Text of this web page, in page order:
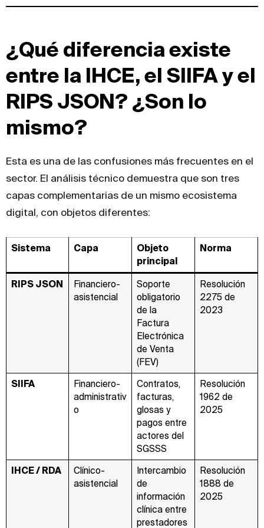
¿Qué diferencia existe
entre la IHCE, el SIIFA y el
RIPS JSON? ¿Son lo
mismo?
Esta es una de las confusiones más frecuentes en el
sector. El análisis técnico demuestra que son tres
capas complementarias de un mismo ecosistema
digital, con objetos diferentes:
Sistema Capa
Objeto
principal
Norma
RIPS JSON
Financiero-
asistencial
Soporte
obligatorio
de la
Factura
Electrónica
de Venta
(FEV)
Resolución
2275 de
2023
SIIFA
Financiero-
administrativ
o
Contratos,
facturas,
glosas y
pagos entre
actores del
SGSSS
Resolución
1962 de
2025
IHCE / RDA
Clínico-
asistencial
Intercambio
de
información
clínica entre
prestadores
Resolución
1888 de
2025